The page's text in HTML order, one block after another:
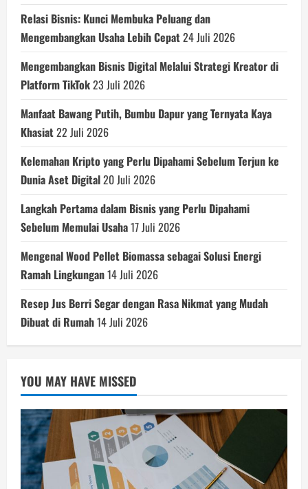
Relasi Bisnis: Kunci Membuka Peluang dan
Mengembangkan Usaha Lebih Cepat24 Juli 2026
Mengembangkan Bisnis Digital Melalui Strategi Kreator di
Platform TikTok23 Juli 2026
Manfaat Bawang Putih, Bumbu Dapur yang Ternyata Kaya
Khasiat22 Juli 2026
Kelemahan Kripto yang Perlu Dipahami Sebelum Terjun ke
Dunia Aset Digital20 Juli 2026
Langkah Pertama dalam Bisnis yang Perlu Dipahami
Sebelum Memulai Usaha17 Juli 2026
Mengenal Wood Pellet Biomassa sebagai Solusi Energi
Ramah Lingkungan14 Juli 2026
Resep Jus Berri Segar dengan Rasa Nikmat yang Mudah
Dibuat di Rumah14 Juli 2026
YOU MAY HAVE MISSED